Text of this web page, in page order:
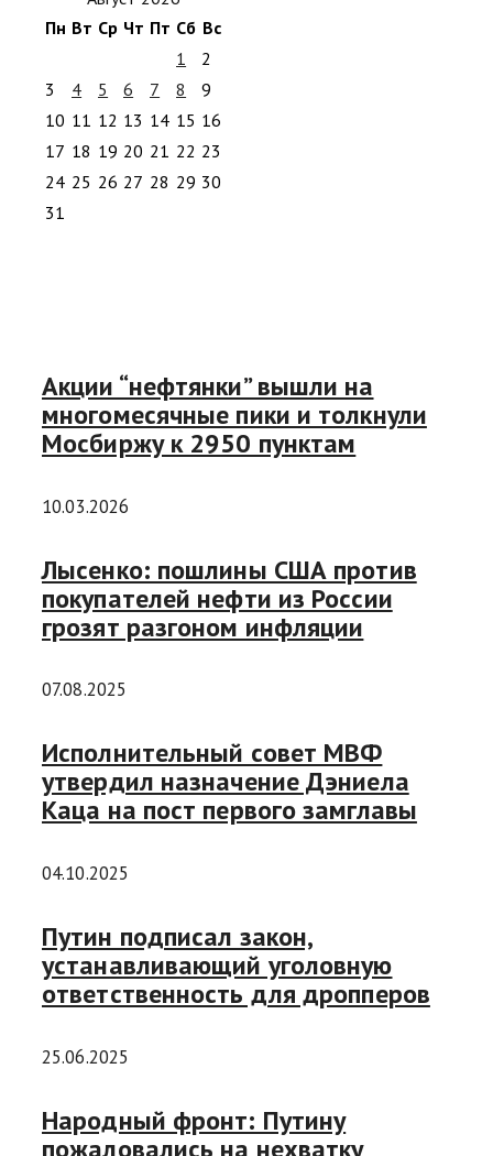
Пн Вт Ср Чт Пт Сб Вс
1
2
3
4 5 6 7 8
9
10 11 12 13 14 15 16
17 18 19 20 21 22 23
24 25 26 27 28 29 30
31
Акции “нефтянки” вышли на
многомесячные пики и толкнули
Мосбиржу к 2950 пунктам
10.03.2026
Лысенко: пошлины США против
покупателей нефти из России
грозят разгоном инфляции
07.08.2025
Исполнительный совет МВФ
утвердил назначение Дэниела
Каца на пост первого замглавы
04.10.2025
Путин подписал закон,
устанавливающий уголовную
ответственность для дропперов
25.06.2025
Народный фронт: Путину
пожаловались на нехватку